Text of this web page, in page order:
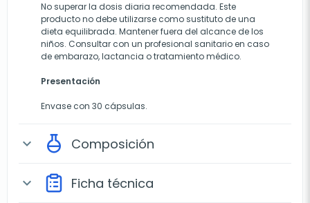
No superar la dosis diaria recomendada. Este
producto no debe utilizarse como sustituto de una
dieta equilibrada. Mantener fuera del alcance de los
niños. Consultar con un profesional sanitario en caso
de embarazo, lactancia o tratamiento médico.
Presentación
Envase con 30 cápsulas.
expand_more Composición
expand_more Ficha técnica